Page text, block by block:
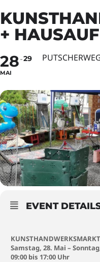
+
28
MAI
29
EVENT
Samstag, 28. Mai –
09:00 bis 17:00 Uhr